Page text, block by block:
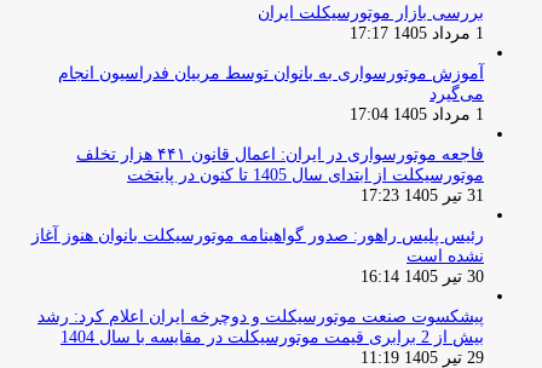
بررسی بازار موتورسیکلت ایران
1 مرداد 1405 17:17
آموزش موتورسواری به بانوان توسط مربیان فدراسیون انجام
می‌گیرد
1 مرداد 1405 17:04
فاجعه موتورسواری در ایران: اعمال قانون ۴۴۱ هزار تخلف
موتورسیکلت از ابتدای سال 1405 تا کنون در پایتخت
31 تیر 1405 17:23
رئیس پلیس راهور: صدور گواهینامه موتورسیکلت بانوان هنوز آغاز
نشده است
30 تیر 1405 16:14
پیشکسوت صنعت موتورسیکلت و دوچرخه ایران اعلام کرد: رشد
بیش از 2 برابری قیمت موتورسیکلت در مقایسه با سال 1404
29 تیر 1405 11:19